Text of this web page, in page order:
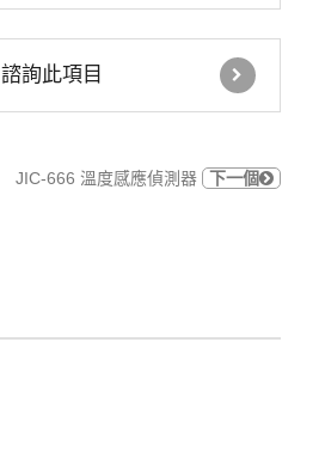
諮詢此項目
JIC-666 溫度感應偵測器 下一個